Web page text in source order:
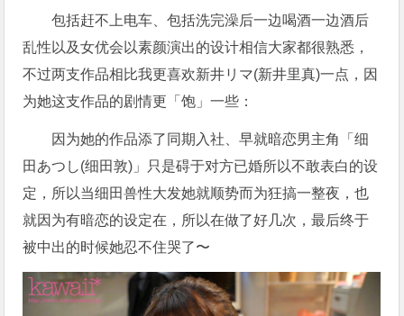
包括赶不上电车、包括洗完澡后一边喝酒一边酒后
乱性以及女优会以素颜演出的设计相信大家都很熟悉，
不过两支作品相比我更喜欢新井リマ(新井里真)一点，因
为她这支作品的剧情更「饱」一些：
因为她的作品添了同期入社、早就暗恋男主角「细
田あつし(细田敦)」只是碍于对方已婚所以不敢表白的设
定，所以当细田兽性大发她就顺势而为狂搞一整夜，也
就因为有暗恋的设定在，所以在做了好几次，最后终于
被中出的时候她忍不住哭了〜